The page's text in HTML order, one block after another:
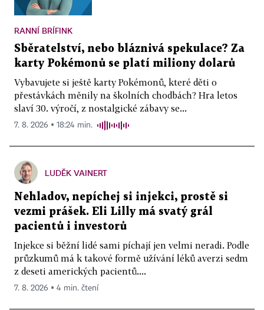
RANNÍ BRÍFINK
Sběratelství, nebo bláznivá spekulace? Za
karty Pokémonů se platí miliony dolarů
Vybavujete si ještě karty Pokémonů, které děti o
přestávkách měnily na školních chodbách? Hra letos
slaví 30. výročí, z nostalgické zábavy se...
7. 8. 2026 ▪ 18:24 min.
LUDĚK VAINERT
Nehladov, nepíchej si injekci, prostě si
vezmi prášek. Eli Lilly má svatý grál
pacientů i investorů
Injekce si běžní lidé sami píchají jen velmi neradi. Podle
průzkumů má k takové formě užívání léků averzi sedm
z deseti amerických pacientů....
7. 8. 2026 ▪ 4 min. čtení